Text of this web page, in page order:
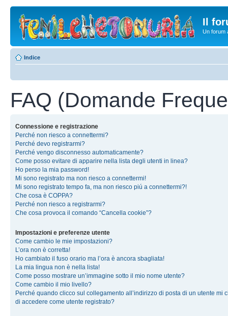
Il
Un forum
Indice
FAQ (Domande
Connessione e registrazione
Perché non riesco a connettermi?
Perché devo registrarmi?
Perché vengo disconnesso automaticamente?
Come posso evitare di apparire nella lista degli utenti in linea?
Ho perso la mia password!
Mi sono registrato ma non riesco a connettermi!
Mi sono registrato tempo fa, ma non riesco piú a connettermi?!
Che cosa è COPPA?
Perché non riesco a registrarmi?
Che cosa provoca il comando “Cancella cookie”?
Impostazioni e preferenze utente
Come cambio le mie impostazioni?
L’ora non è corretta!
Ho cambiato il fuso orario ma l’ora è ancora sbagliata!
La mia lingua non è nella lista!
Come posso mostrare un’immagine sotto il mio nome utente?
Come cambio il mio livello?
Perché quando clicco sul collegamento all’indirizzo di posta di un utente mi
di accedere come utente registrato?